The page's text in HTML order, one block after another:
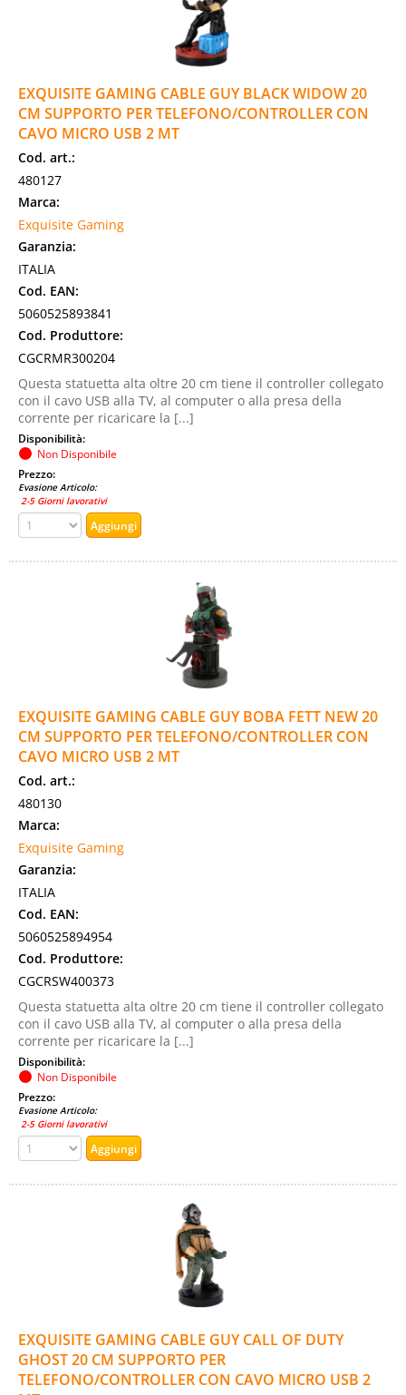
EXQUISITE GAMING CABLE GUY BLACK WIDOW 20
CM SUPPORTO PER TELEFONO/CONTROLLER CON
CAVO MICRO USB 2 MT
Cod. art.:
480127
Marca:
Exquisite Gaming
Garanzia:
ITALIA
Cod. EAN:
5060525893841
Cod. Produttore:
CGCRMR300204
Questa statuetta alta oltre 20 cm tiene il controller collegato
con il cavo USB alla TV, al computer o alla presa della
corrente per ricaricare la [...]
Disponibilità:
Non Disponibile
Prezzo:
Evasione Articolo:
2-5 Giorni lavorativi
EXQUISITE GAMING CABLE GUY BOBA FETT NEW 20
CM SUPPORTO PER TELEFONO/CONTROLLER CON
CAVO MICRO USB 2 MT
Cod. art.:
480130
Marca:
Exquisite Gaming
Garanzia:
ITALIA
Cod. EAN:
5060525894954
Cod. Produttore:
CGCRSW400373
Questa statuetta alta oltre 20 cm tiene il controller collegato
con il cavo USB alla TV, al computer o alla presa della
corrente per ricaricare la [...]
Disponibilità:
Non Disponibile
Prezzo:
Evasione Articolo:
2-5 Giorni lavorativi
EXQUISITE GAMING CABLE GUY CALL OF DUTY
GHOST 20 CM SUPPORTO PER
TELEFONO/CONTROLLER CON CAVO MICRO USB 2